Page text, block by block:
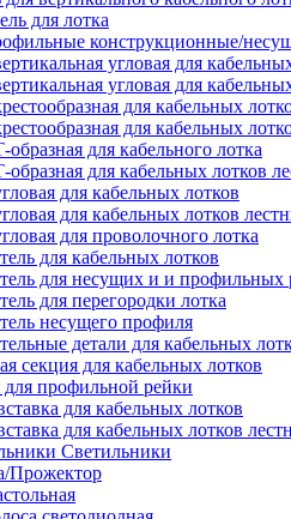
для лотка
конструкционные/
угловая для
угловая для
для кабельных
для кабельных
для кабельного лотка
для кабельных лотков
для кабельных лотков
для кабельных лотков
для проволочного лотка
для кабельных лотков
для несущих и и профильных
для перегородки лотка
несущего профиля
детали для кабельных
секция для кабельных лотков
для профильной рейки
для кабельных лотков
для кабельных лотков
Светильники
Прожектор